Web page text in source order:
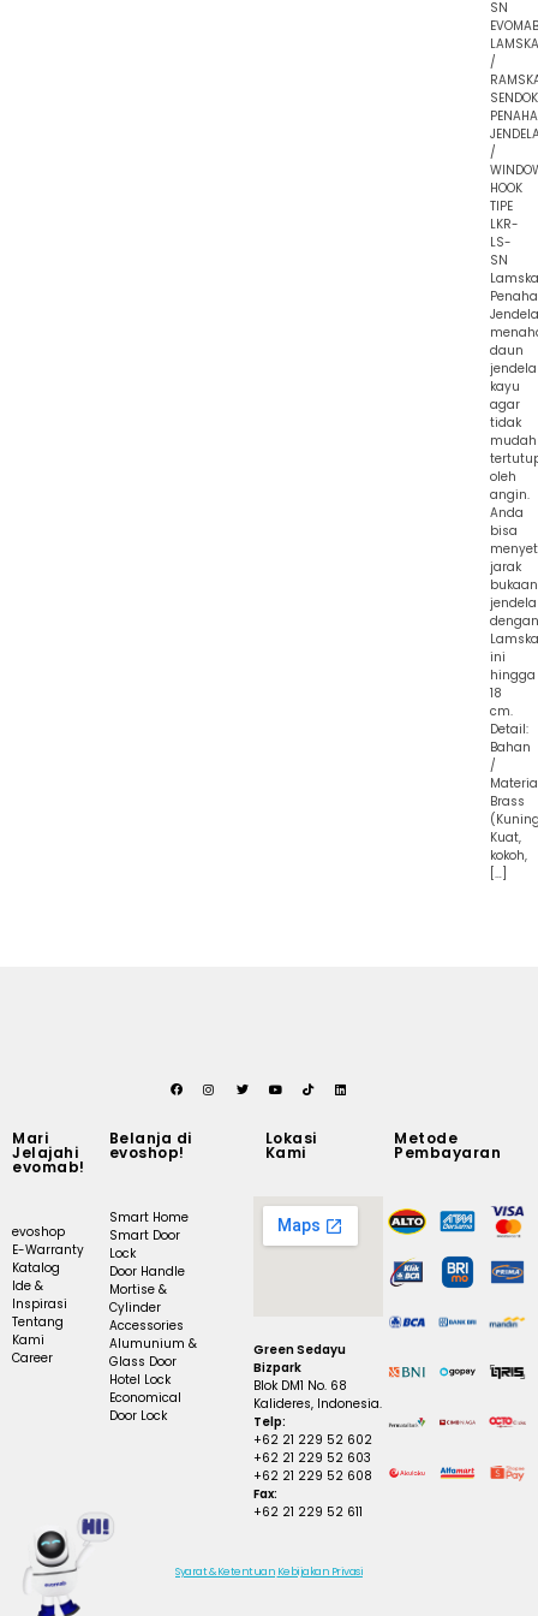
SN
EVOMAB
/
SENDOK
/
HOOK
TIPE
LKR-
LS-
SN
Jendela
daun
jendela
kayu
agar
tidak
mudah
oleh
angin.
Anda
bisa
jarak
bukaan
jendela
dengan
ini
hingga
18
cm.
Detail:
Bahan
/
Brass
Kuat,
kokoh,
[…]
Mari
Jelajahi
evomab!
evoshop
E-Warranty
Katalog
Ide &
Inspirasi
Tentang
Kami
Career
Belanja di
evoshop!
Smart Home
Smart Door
Lock
Door Handle
Mortise &
Cylinder
Accessories
Alumunium &
Glass Door
Hotel Lock
Economical
Door Lock
Lokasi
Kami
Green Sedayu
Bizpark
Blok DM1 No. 68
Kalideres, Indonesia.
Telp:
+62 21 229 52 602
+62 21 229 52 603
+62 21 229 52 608
Fax:
+62 21 229 52 611
Metode
Pembayaran
Syarat & Ketentuan Kebijakan Privasi